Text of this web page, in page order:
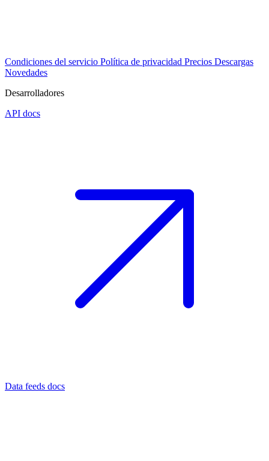
Condiciones del servicio Política de privacidad Precios Descargas
Novedades
Desarrolladores
API docs
Data feeds docs